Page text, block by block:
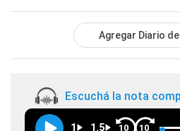
Agregar Diario de
Escuchá la nota
1 1.5 10 10